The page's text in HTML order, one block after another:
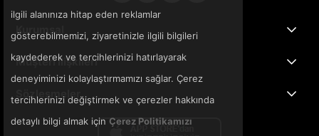
Kurumsal
Müşteri İlişkileri
Sözleşmeler
ilgili alanınıza hitap eden reklamlar
gösterebilmemizi, ziyaretinizle ilgili bilgileri
kaydederek ve tercihlerinizi hatırlayarak
deneyiminizi kolaylaştırmamızı sağlar. Çerez
tercihlerinizi değiştirmek ve çerezler hakkında
detaylı bilgi almak için Çerez Politikamızı